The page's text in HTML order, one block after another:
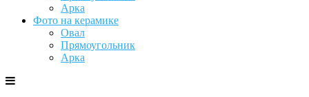
Арка
Фото на керамике
Овал
Прямоугольник
Арка